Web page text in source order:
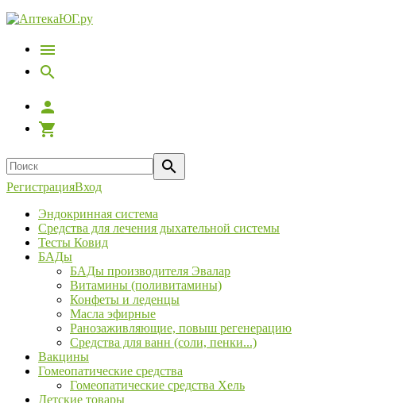
РегистрацияВход
Эндокринная система
Средства для лечения дыхательной системы
Тесты Ковид
БАДы
БАДы производителя Эвалар
Витамины (поливитамины)
Конфеты и леденцы
Масла эфирные
Ранозаживляющие, повыш регенерацию
Средства для ванн (соли, пенки...)
Вакцины
Гомеопатические средства
Гомеопатические средства Хель
Детские товары